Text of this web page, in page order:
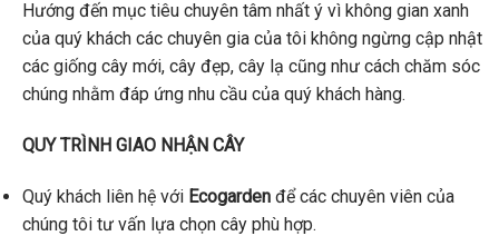
Hướng đến mục tiêu chuyên tâm nhất ý vì không gian xanh
của quý khách các chuyên gia của tôi không ngừng cập nhật
các giống cây mới, cây đẹp, cây lạ cũng như cách chăm sóc
chúng nhằm đáp ứng nhu cầu của quý khách hàng.
QUY TRÌNH GIAO NHẬN CÂY
Quý khách liên hệ với Ecogarden để các chuyên viên của
chúng tôi tư vấn lựa chọn cây phù hợp.